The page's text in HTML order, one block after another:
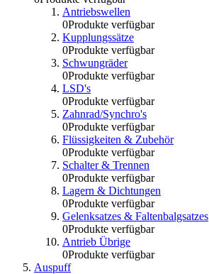
Antriebswellen
0Produkte verfügbar
Kupplungssätze
0Produkte verfügbar
Schwungräder
0Produkte verfügbar
LSD's
0Produkte verfügbar
Zahnrad/Synchro's
0Produkte verfügbar
Flüssigkeiten & Zubehör
0Produkte verfügbar
Schalter & Trennen
0Produkte verfügbar
Lagern & Dichtungen
0Produkte verfügbar
Gelenksatzes & Faltenbalgsatzes
0Produkte verfügbar
Antrieb Übrige
0Produkte verfügbar
Auspuff